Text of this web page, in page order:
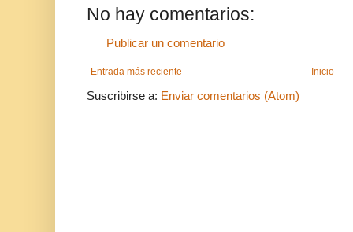
No hay comentarios:
Publicar un comentario
Entrada más reciente Inicio
Suscribirse a: Enviar comentarios (Atom)